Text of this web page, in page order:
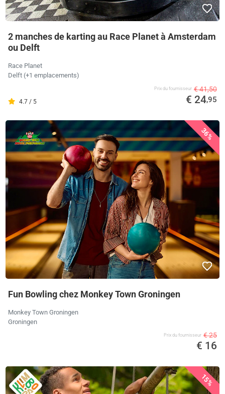
2 manches de karting au Race Planet à Amsterdam
ou Delft
Race Planet
Delft (+1 emplacements)
4.7 / 5
Prix ​​du fournisseur € 41,50
€ 24,95
36%
Fun Bowling chez Monkey Town Groningen
Monkey Town Groningen
Groningen
Prix ​​du fournisseur € 25
€ 16
15%